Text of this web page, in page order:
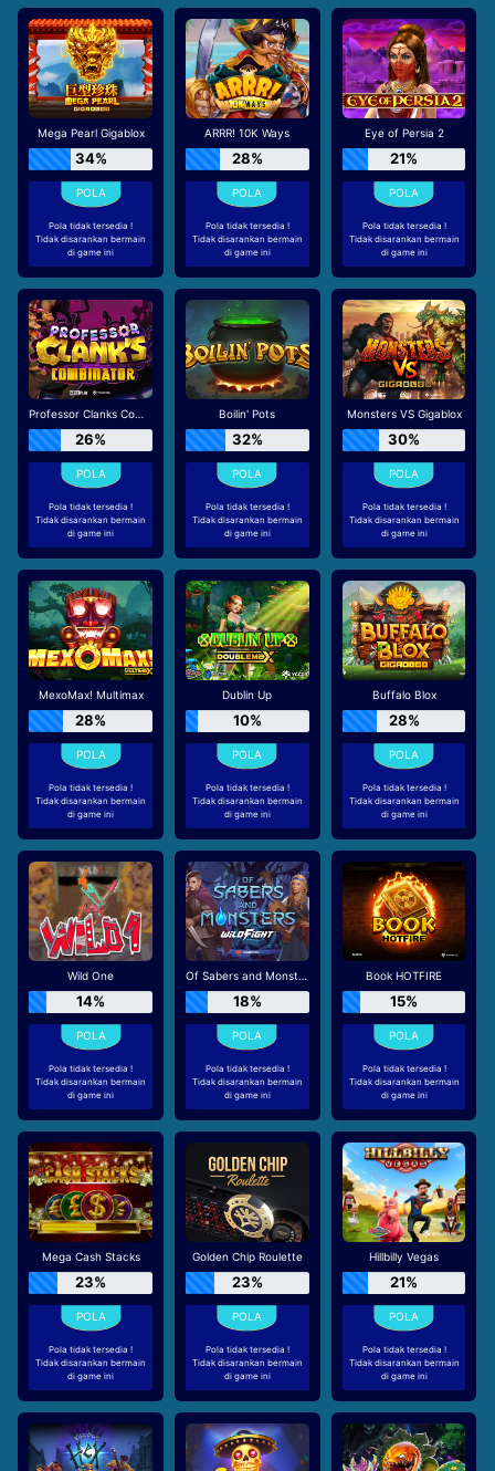
Mega Pearl Gigablox
34%
Pola tidak tersedia !
Tidak disarankan bermain
di game ini
ARRR! 10K Ways
28%
Pola tidak tersedia !
Tidak disarankan bermain
di game ini
Eye of Persia 2
21%
Pola tidak tersedia !
Tidak disarankan bermain
di game ini
Professor Clanks Combinator
26%
Pola tidak tersedia !
Tidak disarankan bermain
di game ini
Boilin' Pots
32%
Pola tidak tersedia !
Tidak disarankan bermain
di game ini
Monsters VS Gigablox
30%
Pola tidak tersedia !
Tidak disarankan bermain
di game ini
MexoMax! Multimax
28%
Pola tidak tersedia !
Tidak disarankan bermain
di game ini
Dublin Up
10%
Pola tidak tersedia !
Tidak disarankan bermain
di game ini
Buffalo Blox
28%
Pola tidak tersedia !
Tidak disarankan bermain
di game ini
Wild One
14%
Pola tidak tersedia !
Tidak disarankan bermain
di game ini
Of Sabers and Monsters Wild Fight
18%
Pola tidak tersedia !
Tidak disarankan bermain
di game ini
Book HOTFIRE
15%
Pola tidak tersedia !
Tidak disarankan bermain
di game ini
Mega Cash Stacks
23%
Pola tidak tersedia !
Tidak disarankan bermain
di game ini
Golden Chip Roulette
23%
Pola tidak tersedia !
Tidak disarankan bermain
di game ini
Hillbilly Vegas
21%
Pola tidak tersedia !
Tidak disarankan bermain
di game ini